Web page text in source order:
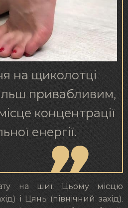
на щиколотці
привабливим,
концентрації
енергії.
на шиї. Цьому місцю
і Цянь (північний захід).